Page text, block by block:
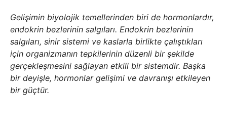
Gelişimin biyolojik temellerinden biri de hormonlardır,
endokrin bezlerinin salgıları. Endokrin bezlerinin
salgıları, sinir sistemi ve kaslarla birlikte çalıştıkları
için organizmanın tepkilerinin düzenli bir şekilde
gerçekleşmesini sağlayan etkili bir sistemdir. Başka
bir deyişle, hormonlar gelişimi ve davranışı etkileyen
bir güçtür.